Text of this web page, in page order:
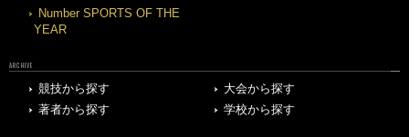
Number SPORTS OF THE
YEAR
ARCHIVE
競技から探す
大会から探す
著者から探す
学校から探す